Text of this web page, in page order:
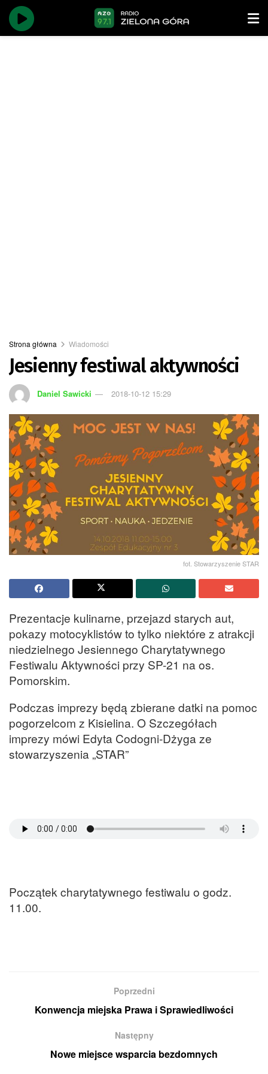
Strona główna Wiadomości
Jesienny festiwal aktywności
Daniel Sawicki 2018-10-12 15:29
fot. Stowarzyszenie STAR
Prezentacje kulinarne, przejazd starych aut,
pokazy motocyklistów to tylko niektóre z atrakcji
niedzielnego Jesiennego Charytatywnego
Festiwalu Aktywności przy SP-21 na os.
Pomorskim.
Podczas imprezy będą zbierane datki na pomoc
pogorzelcom z Kisielina. O Szczegółach
imprezy mówi Edyta Codogni-Dżyga ze
stowarzyszenia „STAR”
Początek charytatywnego festiwalu o godz.
11.00.
Poprzedni
Konwencja miejska Prawa i Sprawiedliwości
Następny
Nowe miejsce wsparcia bezdomnych